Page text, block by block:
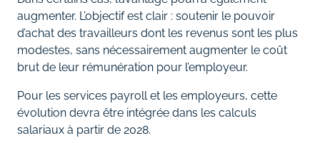
augmenter. L’objectif est clair : soutenir le pouvoir
d’achat des travailleurs dont les revenus sont les plus
modestes, sans nécessairement augmenter le coût
brut de leur rémunération pour l’employeur.
Pour les services payroll et les employeurs, cette
évolution devra être intégrée dans les calculs
salariaux à partir de 2028.